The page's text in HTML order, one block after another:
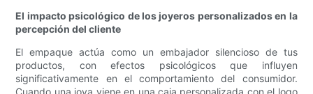
El impacto psicológico de los joyeros personalizados en la
percepción del cliente
El empaque actúa como un embajador silencioso de tus
productos, con efectos psicológicos que influyen
significativamente en el comportamiento del consumidor.